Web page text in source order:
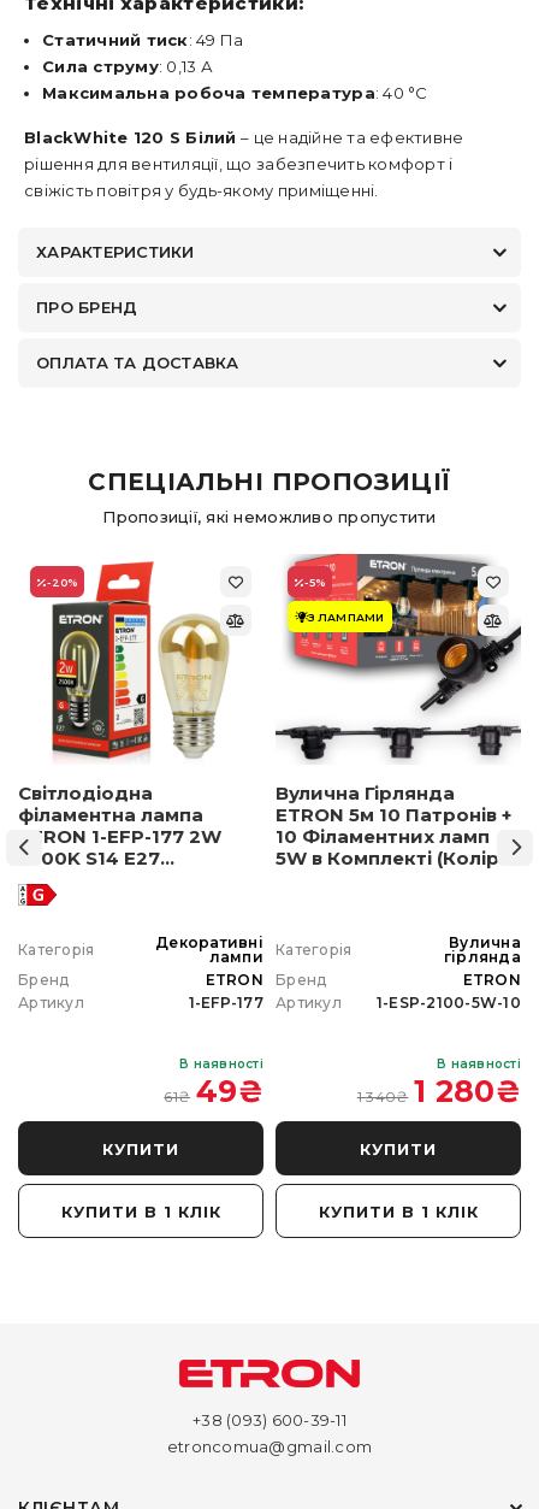
Статичний тиск: 49 Па
Сила струму: 0,13 А
Максимальна робоча температура: 40 °C
BlackWhite 120 S Білий – це надійне та ефективне
рішення для вентиляції, що забезпечить комфорт і
свіжість повітря у будь-якому приміщенні.
ХАРАКТЕРИСТИКИ
ПРО БРЕНД
ОПЛАТА ТА ДОСТАВКА
СПЕЦІАЛЬНІ ПРОПОЗИЦІЇ
Пропозиції, які неможливо пропустити
-20%
Світлодіодна
філаментна лампа
ETRON 1-EFP-177 2W
2500K S14 E27
позолочене скло
Категорія
Декоративні
лампи
Бренд
ETRON
Артикул
1-EFP-177
В наявності
61₴ 49₴
КУПИТИ
КУПИТИ В 1 КЛІК
-5%
З ЛАМПАМИ
Вулична Гірлянда
ETRON 5м 10 Патронів +
10 Філаментних ламп
5W в Комплекті (Колір
Категорія
Вулична
гірлянда
Бренд
ETRON
Артикул
1-ESP-2100-5W-10
В наявності
1 340₴ 1 280₴
КУПИТИ
КУПИТИ В 1 КЛІК
+38 (093) 600-39-11
etroncomua@gmail.com